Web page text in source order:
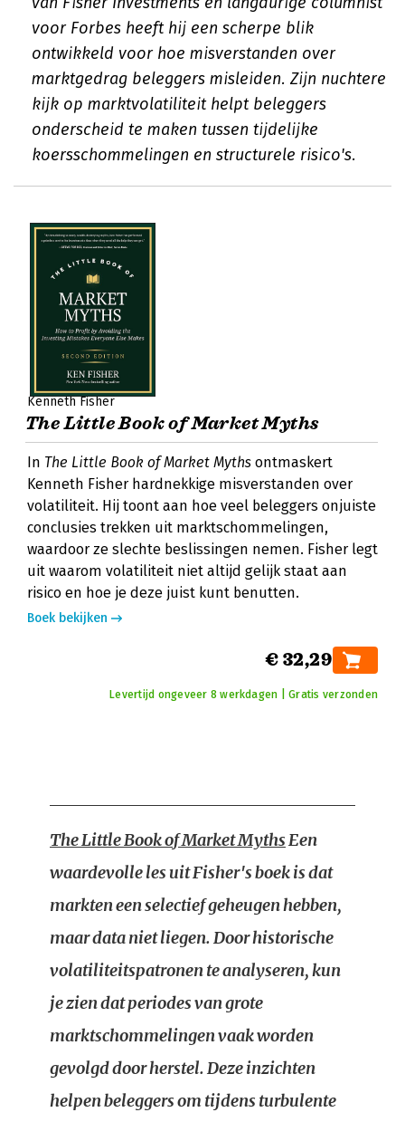
voor Forbes heeft hij een scherpe blik
ontwikkeld voor hoe misverstanden over
marktgedrag beleggers misleiden. Zijn nuchtere
kijk op marktvolatiliteit helpt beleggers
onderscheid te maken tussen tijdelijke
koersschommelingen en structurele risico's.
Kenneth Fisher
The Little Book of Market Myths
In The Little Book of Market Myths ontmaskert
Kenneth Fisher hardnekkige misverstanden over
volatiliteit. Hij toont aan hoe veel beleggers onjuiste
conclusies trekken uit marktschommelingen,
waardoor ze slechte beslissingen nemen. Fisher legt
uit waarom volatiliteit niet altijd gelijk staat aan
risico en hoe je deze juist kunt benutten.
Boek bekijken
€ 32,29
Levertijd ongeveer 8 werkdagen | Gratis verzonden
The Little Book of Market MythsEen
waardevolle les uit Fisher's boek is dat
markten een selectief geheugen hebben,
maar data niet liegen. Door historische
volatiliteitspatronen te analyseren, kun
je zien dat periodes van grote
marktschommelingen vaak worden
gevolgd door herstel. Deze inzichten
helpen beleggers om tijdens turbulente